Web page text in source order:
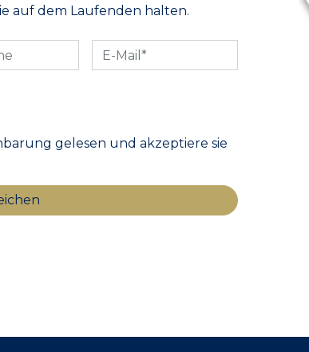
auf dem Laufenden halten.
gelesen und akzeptiere sie